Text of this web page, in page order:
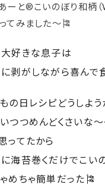
ーと®こいのぼり和柄（
てみました〜🎏
好きな息子は
剥がしながら喜んで
の日レシピどうしよ
つつめんどくさいな
ってたから
海苔巻くだけでこい
めちゃ簡単だった🎏